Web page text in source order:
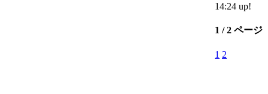
14:24 up!
1 / 2 ページ
1 2